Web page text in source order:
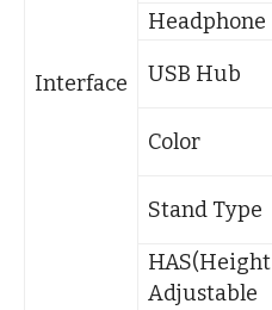
Interface
Headphone
USB Hub
Color
Stand Type
HAS(Height
Adjustable